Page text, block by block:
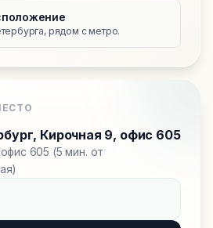
рядом с метро.
, Кирочная 9, офис 605
605 (5 мин. от